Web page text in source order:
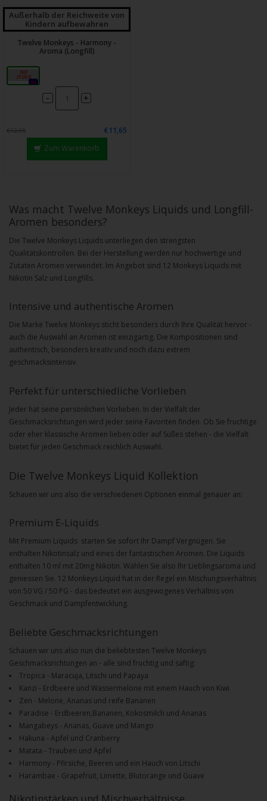
Außerhalb der Reichweite von
Kindern aufbewahren
Twelve Monkeys - Harmony -
Aroma (Longfill)
10ml
0x
- +
€12,95
€11,65
Zum Warenkorb
Was macht Twelve Monkeys Liquids und Longfill-
Aromen besonders?
Die Twelve Monkeys Liquids unterliegen den strengsten
Qualitätskontrollen. Bei der Herstellung werden nur hochwertige und
Zutaten Aromen verwendet. Im Angebot sind 12 Monkeys Liquids mit
Nikotin Salz und Longfills.
Intensive und authentische Aromen
Die Marke Twelve Monkeys sticht besonders durch Ihre Qualität hervor -
auch die Auswahl an Aromen ist einzigartig. Die Kompositionen sind
authentisch, besonders kreativ und noch dazu extrem
geschmacksintensiv.
Perfekt für unterschiedliche Vorlieben
Jeder hat seine persönlichen Vorlieben. In der Vielfalt der
Geschmacksrichtungen wird jeder seine Favoriten finden. Ob Sie fruchtige
oder eher klassische Aromen lieben oder auf Süßes stehen - die Vielfalt
bietet für jeden Geschmack reichlich Auswahl.
Die Twelve Monkeys Liquid Kollektion
Schauen wir uns also die verschiedenen Optionen einmal genauer an:
Premium E-Liquids
Mit Premium Liquids starten Sie sofort Ihr Dampf Vergnügen. Sie
enthalten Nikotinsalz und eines der fantastischen Aromen. Die Liquids
enthalten 10 ml mit 20mg Nikotin. Wählen Sie also Ihr Lieblingsaroma und
geniessen Sie. 12 Monkeys Liquid hat in der Regel ein Mischungsverhältnis
von 50 VG / 50 PG - das bedeutet ein ausgewogenes Verhältnis von
Geschmack und Dampfentwicklung.
Beliebte Geschmacksrichtungen
Schauen wir uns also nun die beliebtesten Twelve Monkeys
Geschmacksrichtungen an - alle sind fruchtig und saftig:
Tropica - Maracuja, Litschi und Papaya
Kanzi - Erdbeere und Wassermelone mit einem Hauch von Kiwi
Zen - Melone, Ananas und reife Bananen
Paradise - Erdbeeren,Bananen, Kokosmilch und Ananas
Mangabeys - Ananas, Guave und Mango
Hakuna - Apfel und Cranberry
Matata - Trauben und Äpfel
Harmony - Pfirsiche, Beeren und ein Hauch von Litschi
Harambae - Grapefruit, Limette, Blutorange und Guave
Nikotinstärken und Mischverhältnisse